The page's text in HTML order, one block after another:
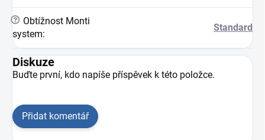
? Obtížnost Monti
system:
Standard
Diskuze
Buďte první, kdo napíše příspěvek k této položce.
Přidat komentář